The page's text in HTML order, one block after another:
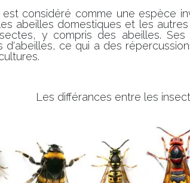
considéré comme une espèce
abeilles domestiques et les
y compris des abeilles.
d'abeilles, ce qui a des
Les différances entre les